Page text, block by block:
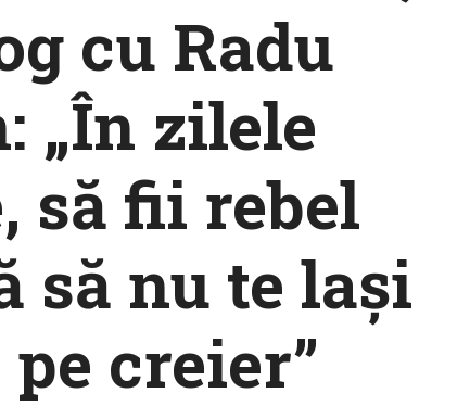
cu Radu
„În zilele
să fii rebel
să nu te lași
creier”